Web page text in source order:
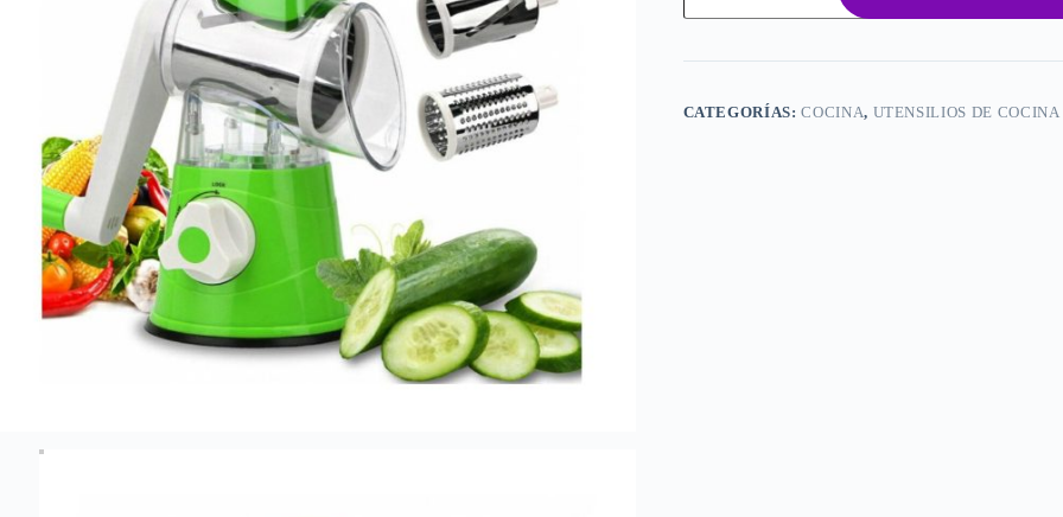
y
cantidad
CATEGORÍAS:COCINA, UTENSILIOS DE COCINA